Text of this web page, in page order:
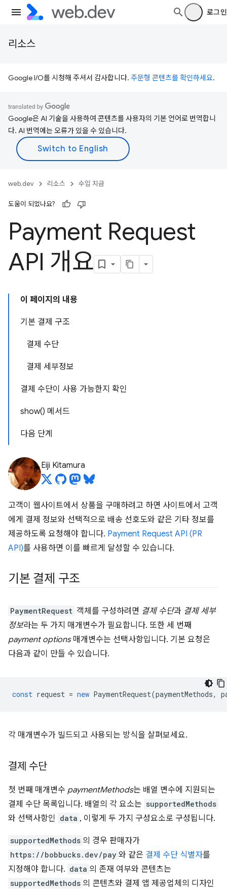
로그인
리소스
Google I/O를 시청해 주셔서 감사합니다. 주문형 콘텐츠를 확인하세요.
Google은 AI 기술을 사용하여 콘텐츠를 사용자의 기본 언어로 번역합니
다. AI 번역에는 오류가 있을 수 있습니다.
web.dev 리소스 수입 지급
도움이 되었나요?
Payment Request
API 개요
이 페이지의 내용
기본 결제 구조
결제 수단
결제 세부정보
결제 수단이 사용 가능한지 확인
show() 메서드
다음 단계
Eiji Kitamura
고객이 웹사이트에서 상품을 구매하려고 하면 사이트에서 고객
에게 결제 정보와 선택적으로 배송 선호도와 같은 기타 정보를
제공하도록 요청해야 합니다. Payment Request API (PR
API)를 사용하면 이를 빠르게 달성할 수 있습니다.
기본 결제 구조
PaymentRequest 객체를 구성하려면 결제 수단과 결제 세부
정보라는 두 가지 매개변수가 필요합니다. 또한 세 번째
payment options매개변수는 선택사항입니다. 기본 요청은
다음과 같이 만들 수 있습니다.
const request = new PaymentRequest(paymentMethods,
각 매개변수가 빌드되고 사용되는 방식을 살펴보세요.
결제 수단
첫 번째 매개변수 paymentMethods는 배열 변수에 지원되는
결제 수단 목록입니다. 배열의 각 요소는 supportedMethods
와 선택사항인 data , 이렇게 두 가지 구성요소로 구성됩니다.
supportedMethods 의 경우 판매자가
https://bobbucks.dev/pay 와 같은 결제 수단 식별자를
지정해야 합니다. data 의 존재 여부와 콘텐츠는
supportedMethods 의 콘텐츠와 결제 앱 제공업체의 디자인